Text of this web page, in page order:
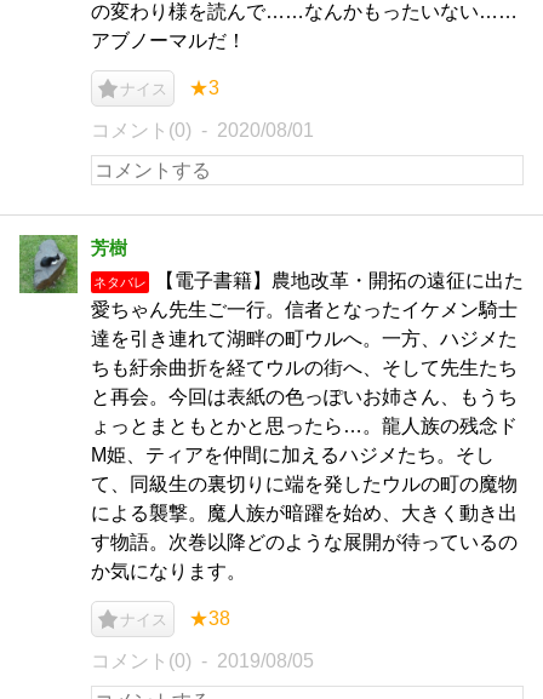
の変わり様を読んで……なんかもったいない……
アブノーマルだ！
ナイス ★3
コメント(0) 2020/08/01
芳樹
ネタバレ
【電子書籍】農地改革・開拓の遠征に出た
愛ちゃん先生ご一行。信者となったイケメン騎士
達を引き連れて湖畔の町ウルへ。一方、ハジメた
ちも紆余曲折を経てウルの街へ、そして先生たち
と再会。今回は表紙の色っぽいお姉さん、もうち
ょっとまともとかと思ったら…。龍人族の残念ド
M姫、ティアを仲間に加えるハジメたち。そし
て、同級生の裏切りに端を発したウルの町の魔物
による襲撃。魔人族が暗躍を始め、大きく動き出
す物語。次巻以降どのような展開が待っているの
か気になります。
ナイス ★38
コメント(0) 2019/08/05